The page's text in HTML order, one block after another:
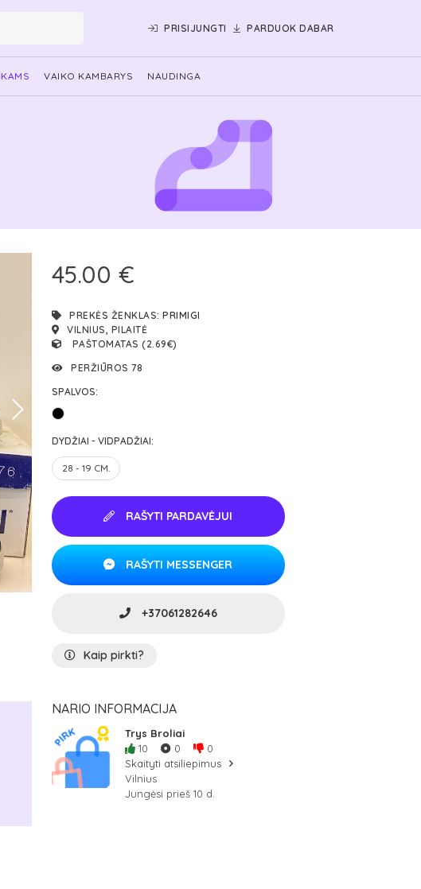
PRISIJUNGTI PARDUOK DABAR
VAIKO KAMBARYS NAUDINGA
45.00 €
PREKĖS ŽENKLAS: PRIMIGI
VILNIUS, PILAITĖ
PAŠTOMATAS (2.69€)
PERŽIŪROS 78
SPALVOS:
DYDŽIAI - VIDPADŽIAI:
28 - 19 CM.
RAŠYTI PARDAVĖJUI
RAŠYTI MESSENGER
+37061282646
Kaip pirkti?
NARIO INFORMACIJA
Trys Broliai
10
0
0
Skaityti atsiliepimus
Vilnius
Jungėsi prieš 10 d.